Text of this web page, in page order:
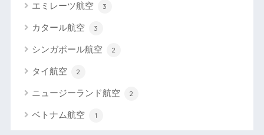
エミレーツ航空 3
カタール航空 3
シンガポール航空 2
タイ航空 2
ニュージーランド航空 2
ベトナム航空 1